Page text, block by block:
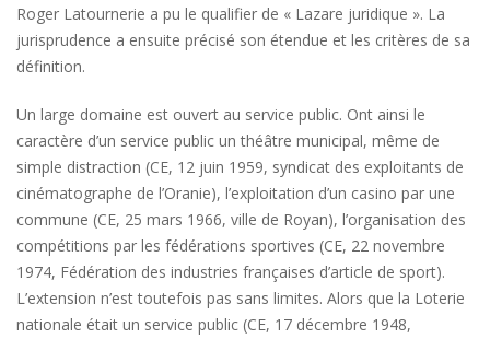
Roger Latournerie a pu le qualifier de « Lazare juridique ». La
jurisprudence a ensuite précisé son étendue et les critères de sa
définition.
Un large domaine est ouvert au service public. Ont ainsi le
caractère d’un service public un théâtre municipal, même de
simple distraction (CE, 12 juin 1959, syndicat des exploitants de
cinématographe de l’Oranie), l’exploitation d’un casino par une
commune (CE, 25 mars 1966, ville de Royan), l’organisation des
compétitions par les fédérations sportives (CE, 22 novembre
1974, Fédération des industries françaises d’article de sport).
L’extension n’est toutefois pas sans limites. Alors que la Loterie
nationale était un service public (CE, 17 décembre 1948,